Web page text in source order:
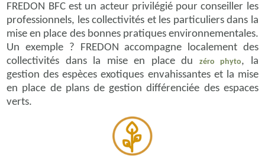
FREDON BFC est un acteur privilégié pour conseiller les
professionnels, les collectivités et les particuliers dans la
mise en place des bonnes pratiques environnementales.
Un exemple ? FREDON accompagne localement des
collectivités dans la mise en place du
zéro phyto, la
gestion des espèces exotiques envahissantes et la mise
en place de plans de gestion différenciée des espaces
verts.